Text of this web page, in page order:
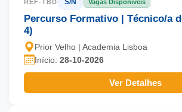
REF-TBD Vagas Disponíveis
Percurso Formativo | Técnico/a
4)
Prior Velho | Academia Lisboa
Início: 28-10-2026
Ver Detalhes